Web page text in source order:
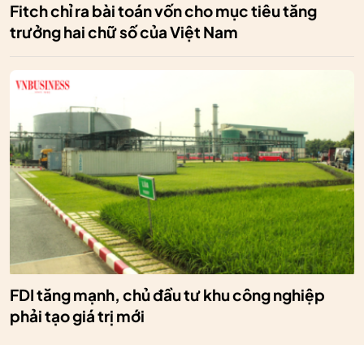
Fitch chỉ ra bài toán vốn cho mục tiêu tăng
trưởng hai chữ số của Việt Nam
FDI tăng mạnh, chủ đầu tư khu công nghiệp
phải tạo giá trị mới